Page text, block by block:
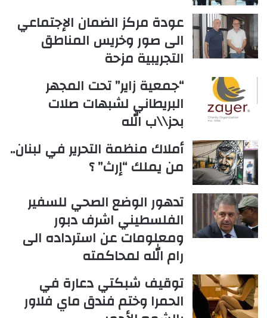
عودة مركز الضمان الإجتماعي
الى صور وخريس المناطق
التجريبية مزحة
“جمعية زاير” تحت المجهر
البريطاني لشبهات صلات
بحز\\ب الله
أملاك منظمة التحرير في لبنان..
من يملك “إرث” ؟
تدهور الوضع الصحي للسفير
الفلسطيني اشرف دبور
ومعلومات عن استرداده الى
رام الله لمحاكمته
توقيف شبكتي دعارة في
الحمرا وختم فندق ماي فلاور